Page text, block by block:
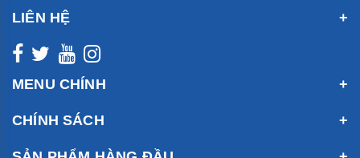
LIÊN HỆ
MENU CHÍNH
CHÍNH SÁCH